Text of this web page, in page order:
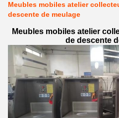
Meubles mobiles atelier
descente de meulage
Meubles mobiles atelier
de descente